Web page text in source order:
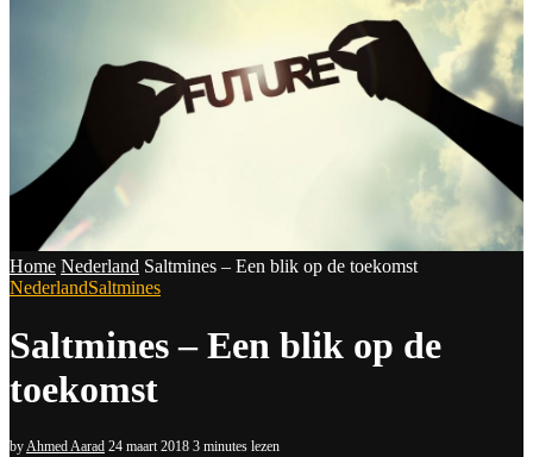
Home Nederland Saltmines – Een blik op de toekomst
NederlandSaltmines
Saltmines – Een blik op de
toekomst
by Ahmed Aarad 24 maart 2018 3 minutes lezen